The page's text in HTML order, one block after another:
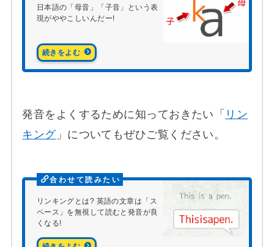
日本語の「母音」「子音」という表
現がややこしいんだー!
発音をよくするために知っておきたい「 リン
キング」についてもぜひご覧ください。
リンキングとは? 英語の文章は「ス
ペース」を無視して読むと発音が良
くなる!